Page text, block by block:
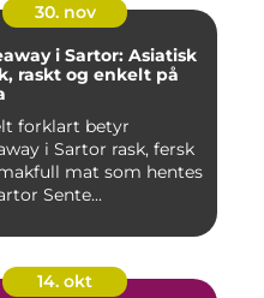
30. nov
i Sartor: Asiatisk
raskt og enkelt på
forklart betyr
i Sartor rask, fersk
mat som hentes
Sente...
14. okt